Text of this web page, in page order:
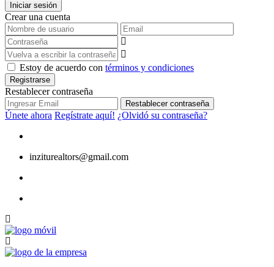
Iniciar sesión
Crear una cuenta
Estoy de acuerdo con términos y condiciones
Registrarse
Restablecer contraseña
Restablecer contraseña
Únete ahora Regístrate aquí! ¿Olvidó su contraseña?
inziturealtors@gmail.com